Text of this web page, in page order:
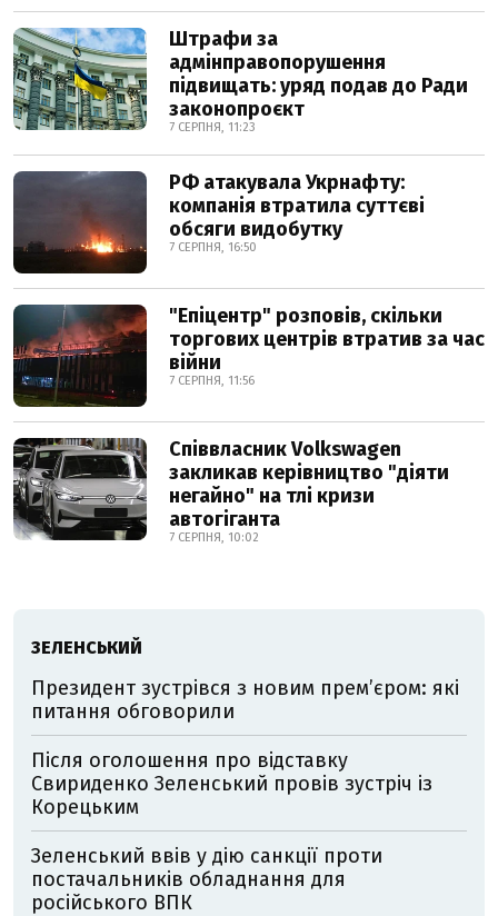
Штрафи за
адмінправопорушення
підвищать: уряд подав до Ради
законопроєкт
7 СЕРПНЯ, 11:23
РФ атакувала Укрнафту:
компанія втратила суттєві
обсяги видобутку
7 СЕРПНЯ, 16:50
"Епіцентр" розповів, скільки
торгових центрів втратив за час
війни
7 СЕРПНЯ, 11:56
Співвласник Volkswagen
закликав керівництво "діяти
негайно" на тлі кризи
автогіганта
7 СЕРПНЯ, 10:02
ЗЕЛЕНСЬКИЙ
Президент зустрівся з новим прем’єром: які
питання обговорили
Після оголошення про відставку
Свириденко Зеленський провів зустріч із
Корецьким
Зеленський ввів у дію санкції проти
постачальників обладнання для
російського ВПК